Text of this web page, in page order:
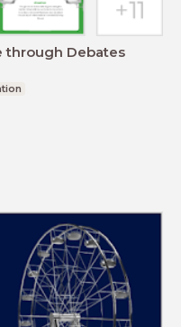
through Debates